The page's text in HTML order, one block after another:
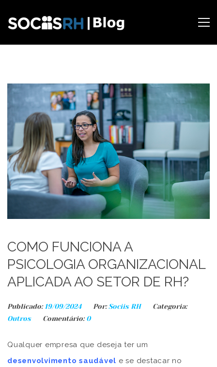
COMO FUNCIONA A
PSICOLOGIA ORGANIZACIONAL
APLICADA AO SETOR DE RH?
Publicado: 19/09/2024 Por: Sociis RH
Categoria:
Outros
Comentário:0
Qualquer empresa que deseja ter um
desenvolvimento saudável e se destacar no